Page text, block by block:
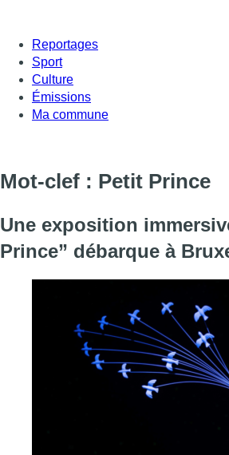
Reportages
Sport
Culture
Émissions
Ma commune
Mot-clef : Petit Prince
Une exposition
Prince” débarque à